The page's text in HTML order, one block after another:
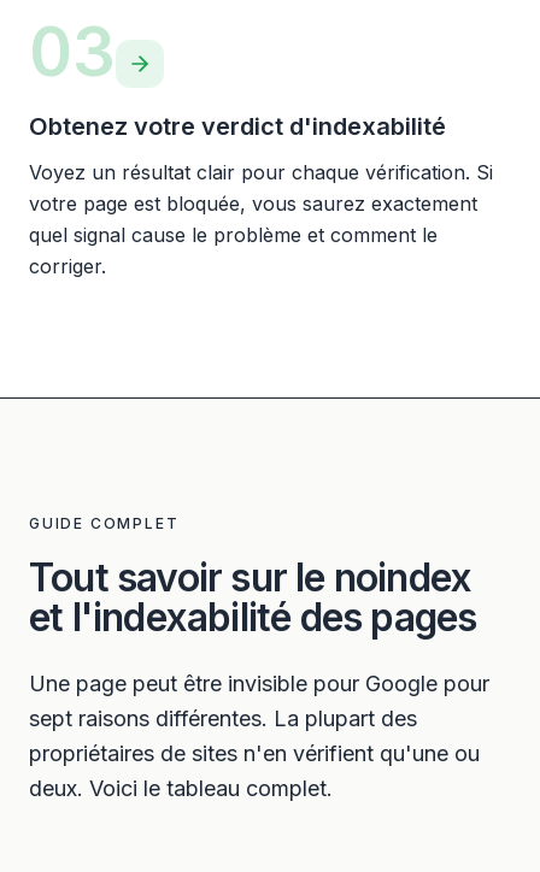
03
Obtenez votre verdict d'indexabilité
Voyez un résultat clair pour chaque vérification. Si
votre page est bloquée, vous saurez exactement
quel signal cause le problème et comment le
corriger.
GUIDE COMPLET
Tout savoir sur le noindex
et l'indexabilité des pages
Une page peut être invisible pour Google pour
sept raisons différentes. La plupart des
propriétaires de sites n'en vérifient qu'une ou
deux. Voici le tableau complet.